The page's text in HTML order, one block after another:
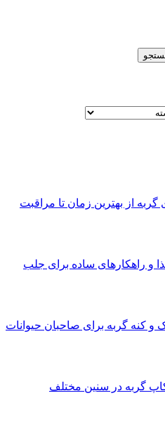
از بهترین زمان تا مراقبت‌
و راهکارهای ساده برای جلب
و کنه گربه برای صاحبان حیوانات
گربه در سنین مختلف